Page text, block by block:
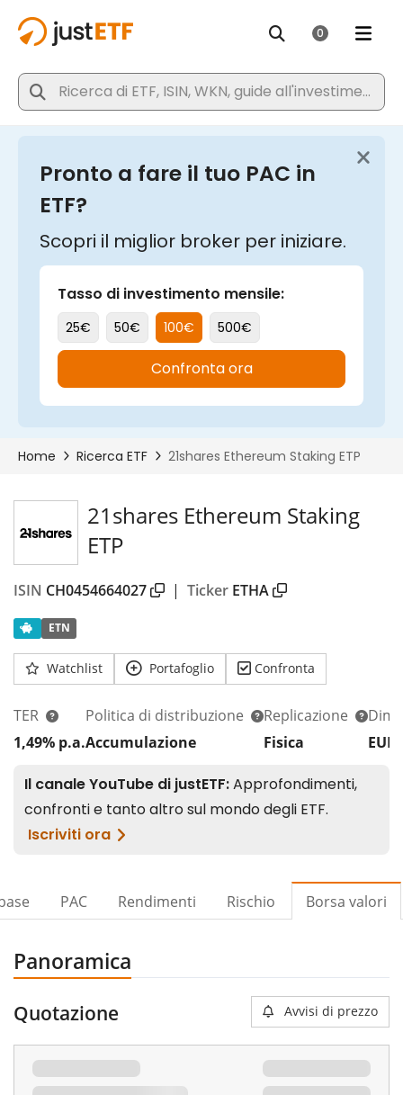
21shares Ethereum Staking
ETP
ISIN CH0454664027 | Ticker ETHA
ETN
Watchlist Portafoglio Confronta
TER
1,49% p.a.
Politica di distribuzione
Accumulazione
Replicazione
Fisica
PAC Rendimenti Rischio Borsa valori
Panoramica
Quotazione Avvisi di prezzo